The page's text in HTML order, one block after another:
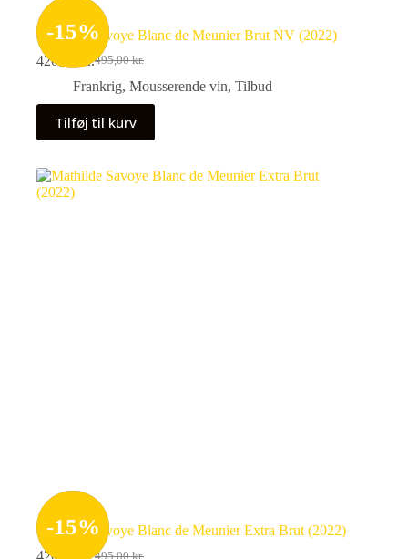
-15%
Mathilde Savoye Blanc de Meunier Brut NV (2022)
495,00kr.
Den
oprindelige
var:
495,00 kr..
420,75 kr.
Den
aktuelle
er:
420,75 kr..
Frankrig, Mousserende vin, Tilbud
Tilføj til kurv
-15%
Mathilde Savoye Blanc de Meunier Extra Brut (2022)
495,00kr.
420,75 kr.